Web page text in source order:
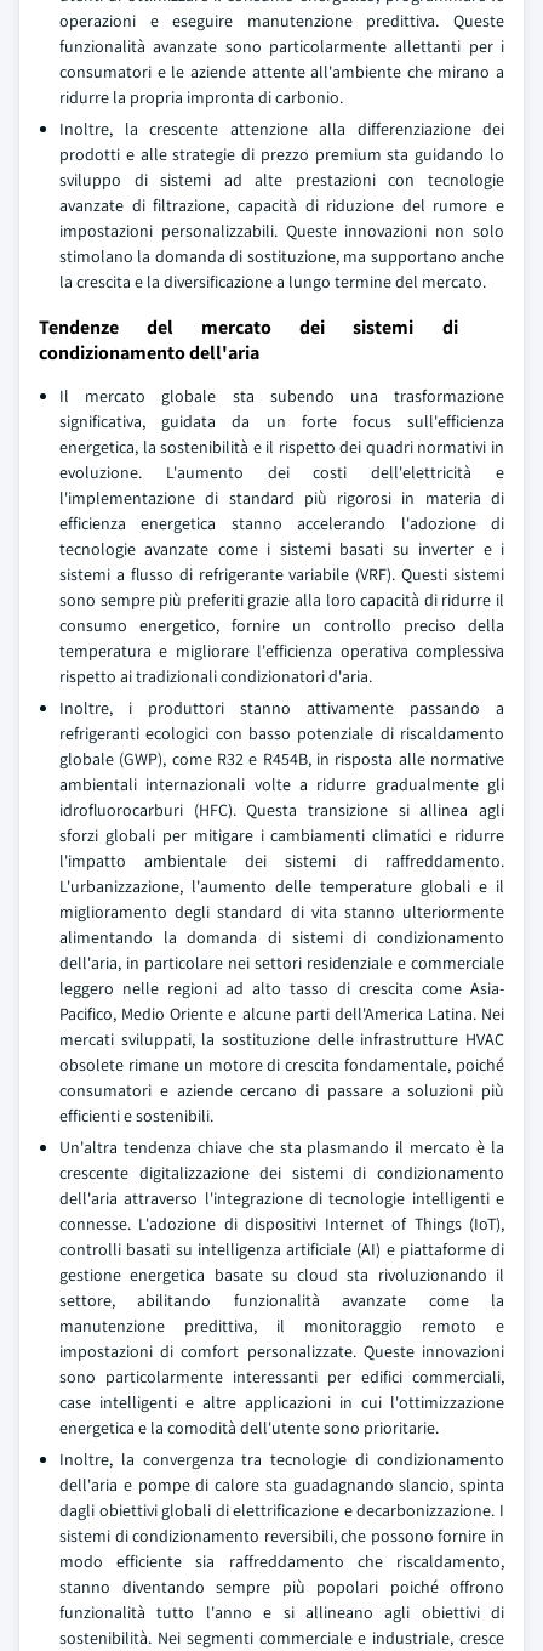
operazioni e eseguire manutenzione predittiva. Queste
funzionalità avanzate sono particolarmente allettanti per i
consumatori e le aziende attente all'ambiente che mirano a
ridurre la propria impronta di carbonio.
Inoltre, la crescente attenzione alla differenziazione dei
prodotti e alle strategie di prezzo premium sta guidando lo
sviluppo di sistemi ad alte prestazioni con tecnologie
avanzate di filtrazione, capacità di riduzione del rumore e
impostazioni personalizzabili. Queste innovazioni non solo
stimolano la domanda di sostituzione, ma supportano anche
la crescita e la diversificazione a lungo termine del mercato.
Tendenze del mercato dei sistemi di
condizionamento dell'aria
Il mercato globale sta subendo una trasformazione
significativa, guidata da un forte focus sull'efficienza
energetica, la sostenibilità e il rispetto dei quadri normativi in
evoluzione. L'aumento dei costi dell'elettricità e
l'implementazione di standard più rigorosi in materia di
efficienza energetica stanno accelerando l'adozione di
tecnologie avanzate come i sistemi basati su inverter e i
sistemi a flusso di refrigerante variabile (VRF). Questi sistemi
sono sempre più preferiti grazie alla loro capacità di ridurre il
consumo energetico, fornire un controllo preciso della
temperatura e migliorare l'efficienza operativa complessiva
rispetto ai tradizionali condizionatori d'aria.
Inoltre, i produttori stanno attivamente passando a
refrigeranti ecologici con basso potenziale di riscaldamento
globale (GWP), come R32 e R454B, in risposta alle normative
ambientali internazionali volte a ridurre gradualmente gli
idrofluorocarburi (HFC). Questa transizione si allinea agli
sforzi globali per mitigare i cambiamenti climatici e ridurre
l'impatto ambientale dei sistemi di raffreddamento.
L'urbanizzazione, l'aumento delle temperature globali e il
miglioramento degli standard di vita stanno ulteriormente
alimentando la domanda di sistemi di condizionamento
dell'aria, in particolare nei settori residenziale e commerciale
leggero nelle regioni ad alto tasso di crescita come Asia-
Pacifico, Medio Oriente e alcune parti dell'America Latina. Nei
mercati sviluppati, la sostituzione delle infrastrutture HVAC
obsolete rimane un motore di crescita fondamentale, poiché
consumatori e aziende cercano di passare a soluzioni più
efficienti e sostenibili.
Un'altra tendenza chiave che sta plasmando il mercato è la
crescente digitalizzazione dei sistemi di condizionamento
dell'aria attraverso l'integrazione di tecnologie intelligenti e
connesse. L'adozione di dispositivi Internet of Things (IoT),
controlli basati su intelligenza artificiale (AI) e piattaforme di
gestione energetica basate su cloud sta rivoluzionando il
settore, abilitando funzionalità avanzate come la
manutenzione predittiva, il monitoraggio remoto e
impostazioni di comfort personalizzate. Queste innovazioni
sono particolarmente interessanti per edifici commerciali,
case intelligenti e altre applicazioni in cui l'ottimizzazione
energetica e la comodità dell'utente sono prioritarie.
Inoltre, la convergenza tra tecnologie di condizionamento
dell'aria e pompe di calore sta guadagnando slancio, spinta
dagli obiettivi globali di elettrificazione e decarbonizzazione. I
sistemi di condizionamento reversibili, che possono fornire in
modo efficiente sia raffreddamento che riscaldamento,
stanno diventando sempre più popolari poiché offrono
funzionalità tutto l'anno e si allineano agli obiettivi di
sostenibilità. Nei segmenti commerciale e industriale, cresce